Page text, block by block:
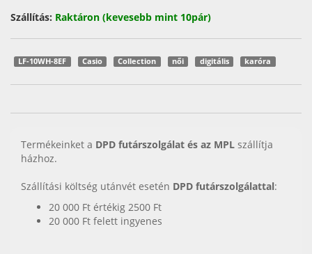
Szállítás: Raktáron (kevesebb mint 10pár)
LF-10WH-8EF Casio Collection női digitális karóra
Termékeinket a DPD futárszolgálat és az MPL szállítja
házhoz.
Szállítási költség utánvét esetén DPD futárszolgálattal:
20 000 Ft értékig 2500 Ft
20 000 Ft felett ingyenes